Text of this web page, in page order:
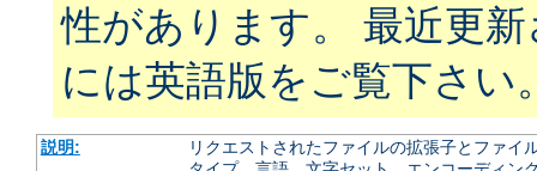
性があります。 最近更
には英語版をご覧下さい
説明:
リクエストされたファイルの拡張子とファ